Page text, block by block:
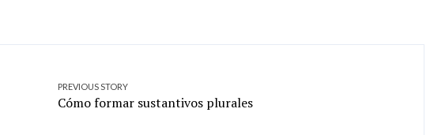
PREVIOUS STORY
Cómo formar sustantivos plurales